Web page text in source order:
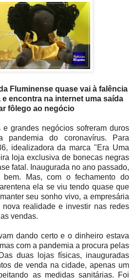
Fluminense quase vai à falência
encontra na internet uma saída
fôlego ao negócio
e grandes negócios sofreram duros
pandemia do coronavírus. Para
idealizadora da marca "Era Uma
loja exclusiva de bonecas negras
fatal. Inaugurada no ano passado,
bem. Mas, com o fechamento do
ela se viu tendo quase que
seu sonho vivo, a empresária
realidade e investir nas redes
vendas.
dando certo e o dinheiro estava
com a pandemia a procura pelas
duas lojas físicas, inauguradas
de venda na cidade, apenas um
as medidas sanitárias. Foi